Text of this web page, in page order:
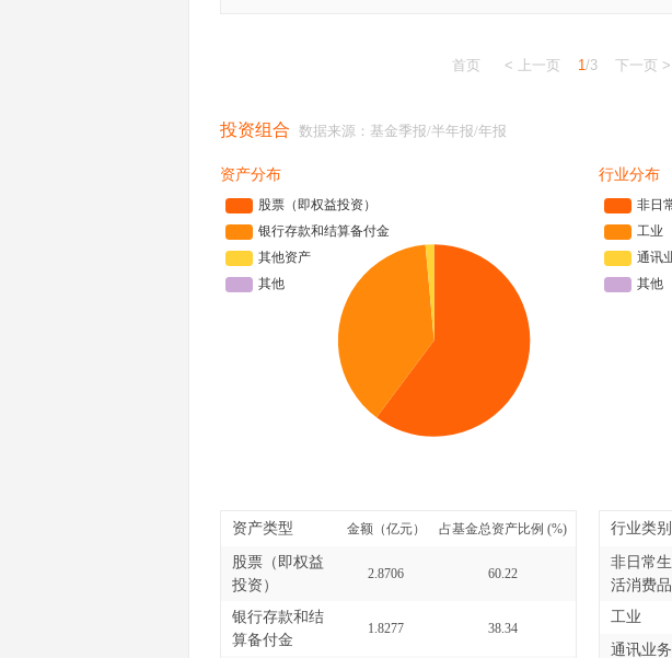
首页 < 上一页 1/3 下一页 >
投资组合 数据来源：基金季报/半年报/年报
资产分布
资产类型 金额（亿元） 占基金总资产比例 (%)
股票（即权益
投资）
2.8706 60.22
银行存款和结
算备付金
1.8277 38.34
行业分布
行业类别
非日常生
活消费品
工业
通讯业务